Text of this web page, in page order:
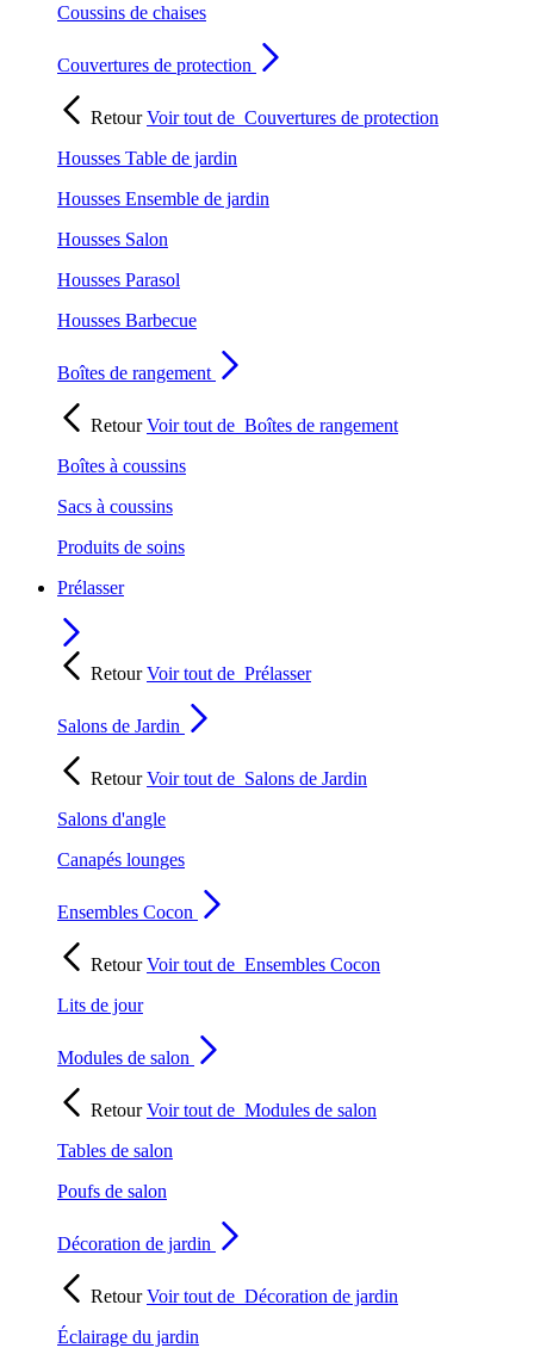
Coussins de chaises
Couvertures de protection
RetourVoir tout de Couvertures de protection
Housses Table de jardin
Housses Ensemble de jardin
Housses Salon
Housses Parasol
Housses Barbecue
Boîtes de rangement
RetourVoir tout de Boîtes de rangement
Boîtes à coussins
Sacs à coussins
Produits de soins
Prélasser
RetourVoir tout de Prélasser
Salons de Jardin
RetourVoir tout de Salons de Jardin
Salons d'angle
Canapés lounges
Ensembles Cocon
RetourVoir tout de Ensembles Cocon
Lits de jour
Modules de salon
RetourVoir tout de Modules de salon
Tables de salon
Poufs de salon
Décoration de jardin
RetourVoir tout de Décoration de jardin
Éclairage du jardin